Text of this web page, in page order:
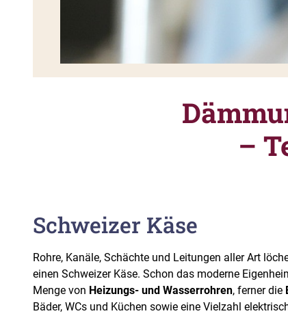
–
Schweizer Käse
Rohre, Kanäle, Schächte und Leitungen aller Art
einen Schweizer Käse. Schon das moderne
Menge von Heizungs- und Wasserrohren, ferner die
Bäder, WCs und Küchen sowie eine Vielzahl